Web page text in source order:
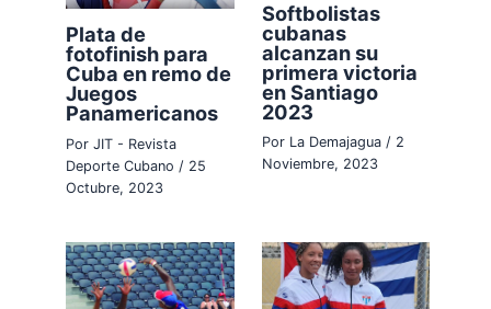
Plata de
fotofinish para
Cuba en remo de
Juegos
Panamericanos
PorJIT - Revista
Deporte Cubano / 25
Octubre, 2023
Softbolistas
cubanas
alcanzan su
primera victoria
en Santiago
2023
Por La Demajagua / 2
Noviembre, 2023